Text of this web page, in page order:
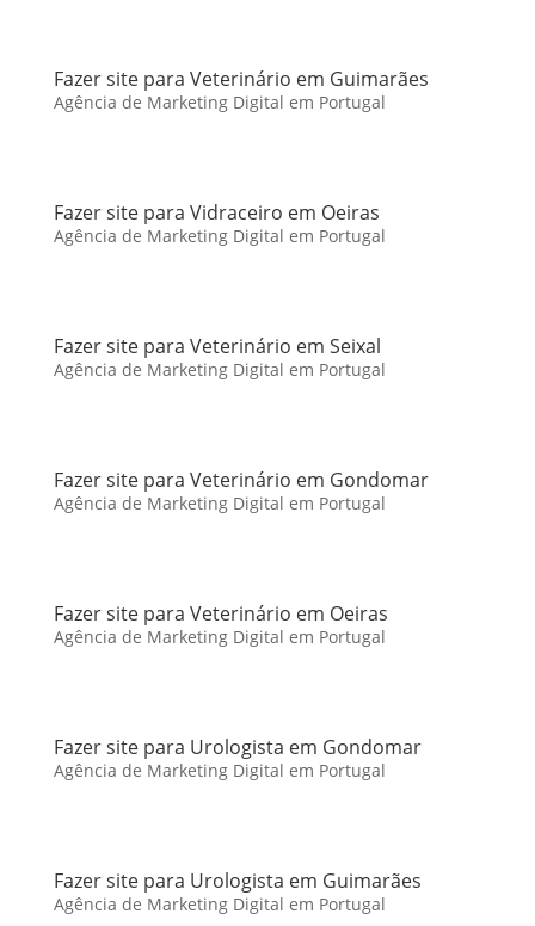
Fazer site para Veterinário em Guimarães
Agência de Marketing Digital em Portugal
Fazer site para Vidraceiro em Oeiras
Agência de Marketing Digital em Portugal
Fazer site para Veterinário em Seixal
Agência de Marketing Digital em Portugal
Fazer site para Veterinário em Gondomar
Agência de Marketing Digital em Portugal
Fazer site para Veterinário em Oeiras
Agência de Marketing Digital em Portugal
Fazer site para Urologista em Gondomar
Agência de Marketing Digital em Portugal
Fazer site para Urologista em Guimarães
Agência de Marketing Digital em Portugal